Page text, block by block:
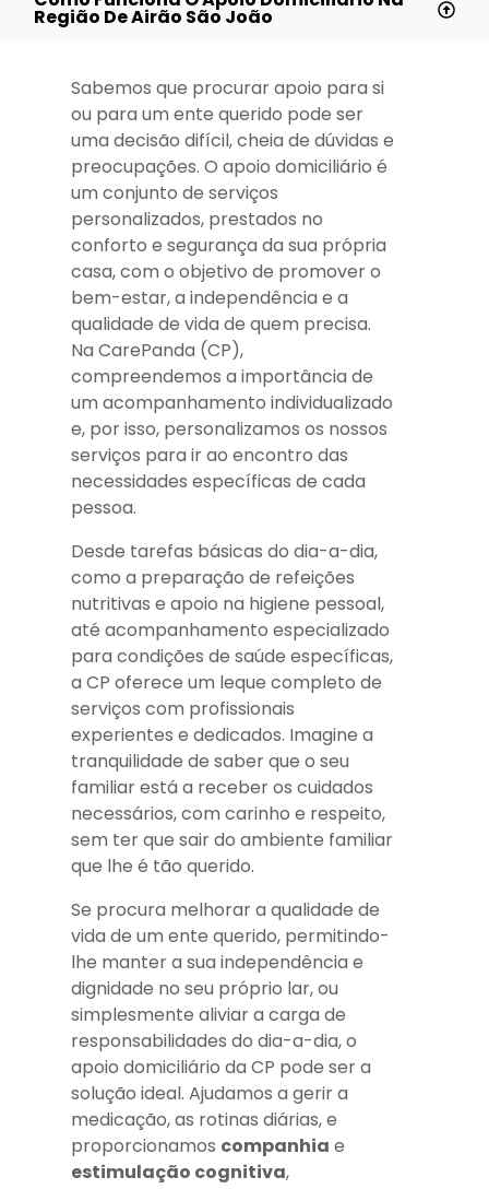
Região De Airão São João
Sabemos que procurar apoio para si
ou para um ente querido pode ser
uma decisão difícil, cheia de dúvidas e
preocupações. O apoio domiciliário é
um conjunto de serviços
personalizados, prestados no
conforto e segurança da sua própria
casa, com o objetivo de promover o
bem-estar, a independência e a
qualidade de vida de quem precisa.
Na CarePanda (CP),
compreendemos a importância de
um acompanhamento individualizado
e, por isso, personalizamos os nossos
serviços para ir ao encontro das
necessidades específicas de cada
pessoa.
Desde tarefas básicas do dia-a-dia,
como a preparação de refeições
nutritivas e apoio na higiene pessoal,
até acompanhamento especializado
para condições de saúde específicas,
a CP oferece um leque completo de
serviços com profissionais
experientes e dedicados. Imagine a
tranquilidade de saber que o seu
familiar está a receber os cuidados
necessários, com carinho e respeito,
sem ter que sair do ambiente familiar
que lhe é tão querido.
Se procura melhorar a qualidade de
vida de um ente querido, permitindo-
lhe manter a sua independência e
dignidade no seu próprio lar, ou
simplesmente aliviar a carga de
responsabilidades do dia-a-dia, o
apoio domiciliário da CP pode ser a
solução ideal. Ajudamos a gerir a
medicação, as rotinas diárias, e
proporcionamos companhia e
estimulação cognitiva,